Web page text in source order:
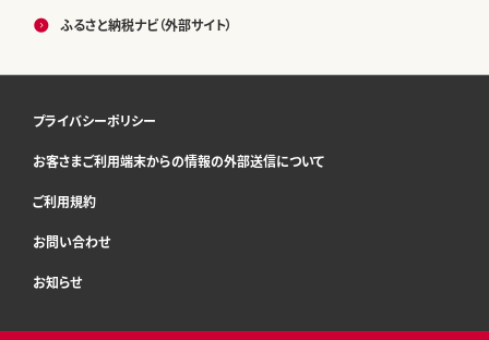
ふるさと納税ナビ（外部サイト）
プライバシーポリシー
お客さまご利用端末からの情報の外部送信について
ご利用規約
お問い合わせ
お知らせ